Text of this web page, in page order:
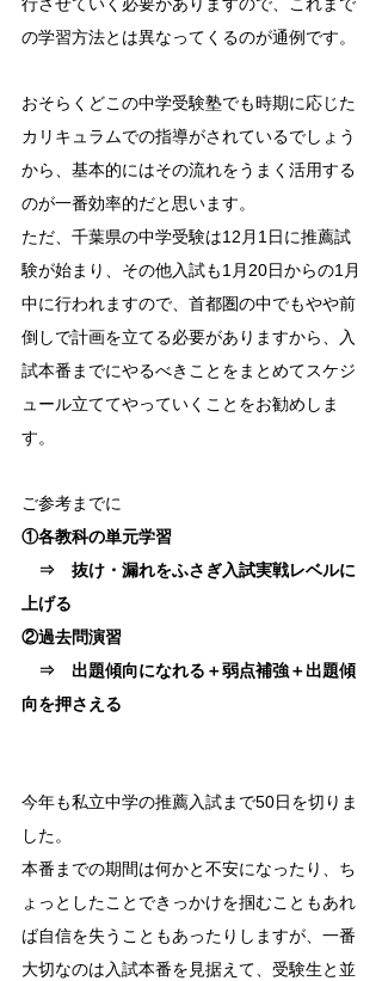
行させていく必要がありますので、これまで
の学習方法とは異なってくるのが通例です。
おそらくどこの中学受験塾でも時期に応じた
カリキュラムでの指導がされているでしょう
から、基本的にはその流れをうまく活用する
のが一番効率的だと思います。
ただ、千葉県の中学受験は12月1日に推薦試
験が始まり、その他入試も1月20日からの1月
中に行われますので、首都圏の中でもやや前
倒しで計画を立てる必要がありますから、入
試本番までにやるべきことをまとめてスケジ
ュール立ててやっていくことをお勧めしま
す。
ご参考までに
①各教科の単元学習
⇒　抜け・漏れをふさぎ入試実戦レベルに
上げる
②過去問演習
⇒　出題傾向になれる＋弱点補強＋出題傾
向を押さえる
今年も私立中学の推薦入試まで50日を切りま
した。
本番までの期間は何かと不安になったり、ち
ょっとしたことできっかけを掴むこともあれ
ば自信を失うこともあったりしますが、一番
大切なのは入試本番を見据えて、受験生と並